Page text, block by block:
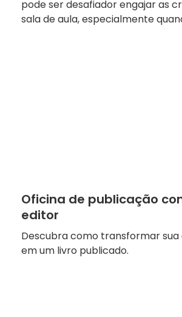
pode ser desafiador engajar as
sala de aula, especialmente
Oficina de publicação
editor
Descubra como transformar
em um livro publicado.